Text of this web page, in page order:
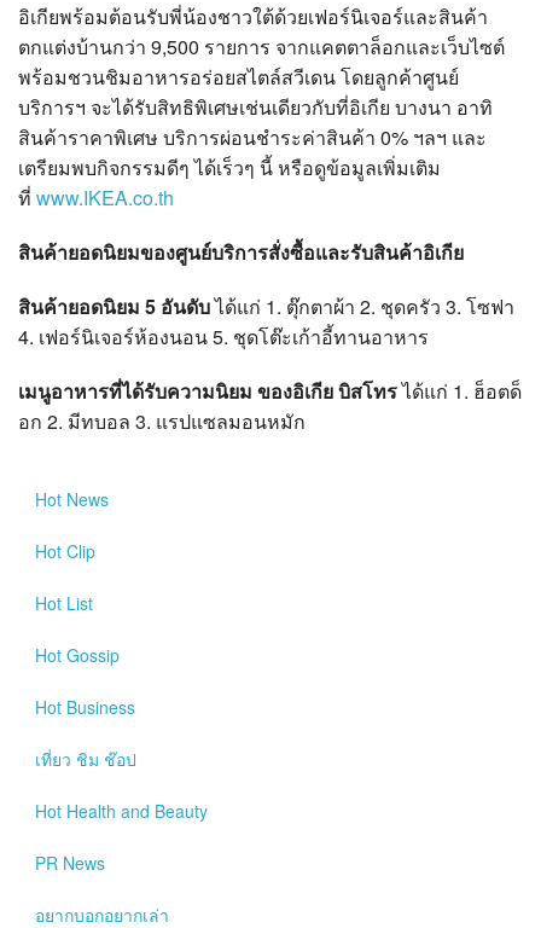
อิเกียพร้อมต้อนรับพี่น้องชาวใต้ด้วยเฟอร์นิเจอร์และสินค้า
ตกแต่งบ้านกว่า 9,500 รายการ จากแคตตาล็อกและเว็บไซต์
พร้อมชวนชิมอาหารอร่อยสไตล์สวีเดน โดยลูกค้าศูนย์
บริการฯ จะได้รับสิทธิพิเศษเช่นเดียวกับที่อิเกีย บางนา อาทิ
สินค้าราคาพิเศษ บริการผ่อนชำระค่าสินค้า 0% ฯลฯ และ
เตรียมพบกิจกรรมดีๆ ได้เร็วๆ นี้ หรือดูข้อมูลเพิ่มเติม
ที่ www.IKEA.co.th
สินค้ายอดนิยมของศูนย์บริการสั่งซื้อและรับสินค้าอิเกีย
สินค้ายอดนิยม 5 อันดับได้แก่ 1. ตุ๊กตาผ้า 2. ชุดครัว 3. โซฟา
4. เฟอร์นิเจอร์ห้องนอน 5. ชุดโต๊ะเก้าอี้ทานอาหาร
เมนูอาหารที่ได้รับความนิยม ของอิเกีย บิสโทรได้แก่ 1. ฮ็อตด็
อก 2. มีทบอล 3. แรปแซลมอนหมัก
Hot News
Hot Clip
Hot List
Hot Gossip
Hot Business
เที่ยว ชิม ช๊อป
Hot Health and Beauty
PR News
อยากบอกอยากเล่า